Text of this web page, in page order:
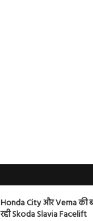
Honda City और Verna की
रही Skoda Slavia Facelift